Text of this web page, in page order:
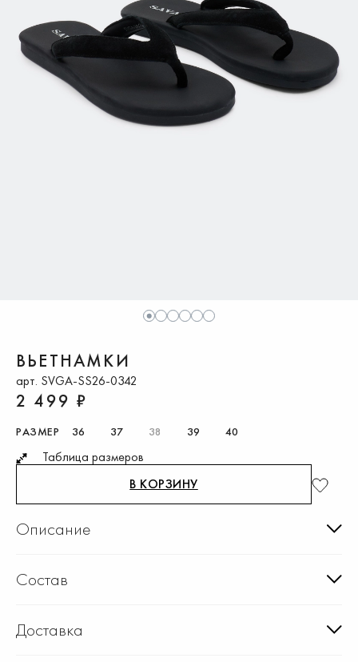
1 2 3 4 5 6
ВЬЕТНАМКИ
арт. SVGA-SS26-0342
2 499 ₽
РАЗМЕР 36 37 38 39 40
Таблица размеров
В КОРЗИНУ
Описание
Состав
Доставка